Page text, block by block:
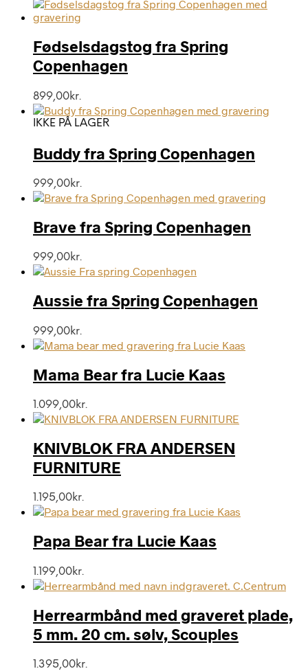
Fødselsdagstog fra Spring
Copenhagen
899,00kr.
IKKE PÅ LAGER
Buddy fra Spring Copenhagen
999,00kr.
Brave fra Spring Copenhagen
999,00kr.
Aussie fra Spring Copenhagen
999,00kr.
Mama Bear fra Lucie Kaas
1.099,00kr.
KNIVBLOK FRA ANDERSEN
FURNITURE
1.195,00kr.
Papa Bear fra Lucie Kaas
1.199,00kr.
Herrearmbånd med graveret plade,
5 mm. 20 cm. sølv, Scouples
1.395,00kr.